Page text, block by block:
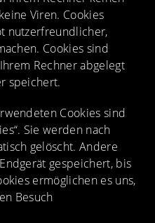
Viren. Cookies
nutzerfreundlicher,
Cookies sind
Rechner abgelegt
speichert.
Cookies sind
Sie werden nach
gelöscht. Andere
gespeichert, bis
ermöglichen es uns,
Besuch